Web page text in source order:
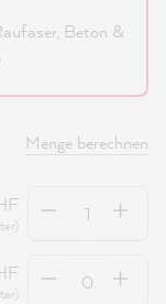
Beton &
Menge berechnen